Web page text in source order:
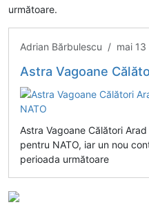
următoare.
Adrian Bărbulescu / mai 13
Astra Vagoane Călători
Astra Vagoane Călători
pentru NATO, iar un nou
perioada următoare